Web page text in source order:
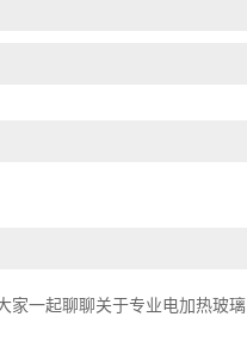
一起聊聊关于专业电加热玻璃的优点及应用